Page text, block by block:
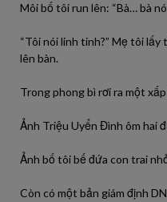
Môi bố tôi run lên: “Bà… bà
“Tôi nói linh tinh?” Mẹ tôi
lên bàn.
Trong phong bì rơi ra một
Ảnh Triệu Uyển Đình ôm hai
Ảnh bố tôi bế đứa con trai
Còn có một bản giám định